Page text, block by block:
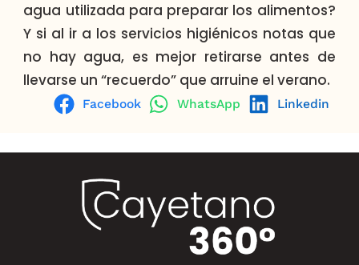
agua utilizada para preparar los alimentos?
Y si al ir a los servicios higiénicos notas que
no hay agua, es mejor retirarse antes de
llevarse un “recuerdo” que arruine el verano.
Facebook WhatsApp Linkedin